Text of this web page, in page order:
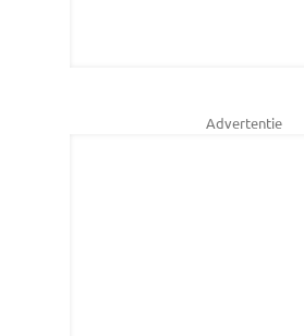
Advertentie